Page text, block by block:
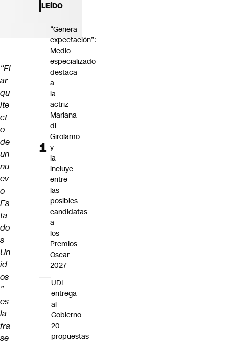
“El
ar
qu
ite
ct
o
de
un
nu
ev
o
Es
ta
do
s
Un
id
os
”
es
la
fra
se
LEÍDO
“Genera
expectación”:
Medio
especializado
destaca
a
la
actriz
Mariana
di
Girolamo
y
la
incluye
entre
las
posibles
candidatas
a
los
Premios
Oscar
2027
UDI
entrega
al
Gobierno
20
propuestas